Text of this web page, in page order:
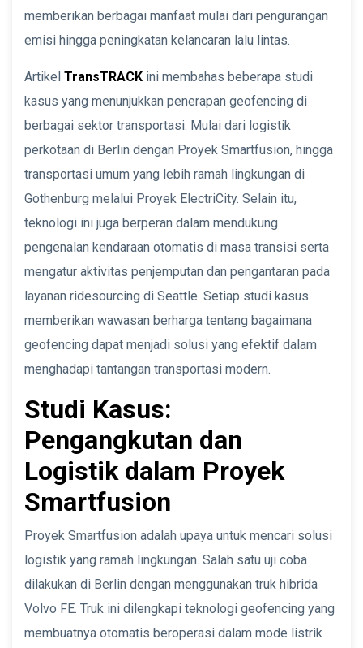
memberikan berbagai manfaat mulai dari pengurangan
emisi hingga peningkatan kelancaran lalu lintas.
Artikel TransTRACK ini membahas beberapa studi
kasus yang menunjukkan penerapan geofencing di
berbagai sektor transportasi. Mulai dari logistik
perkotaan di Berlin dengan Proyek Smartfusion, hingga
transportasi umum yang lebih ramah lingkungan di
Gothenburg melalui Proyek ElectriCity. Selain itu,
teknologi ini juga berperan dalam mendukung
pengenalan kendaraan otomatis di masa transisi serta
mengatur aktivitas penjemputan dan pengantaran pada
layanan ridesourcing di Seattle. Setiap studi kasus
memberikan wawasan berharga tentang bagaimana
geofencing dapat menjadi solusi yang efektif dalam
menghadapi tantangan transportasi modern.
Studi Kasus:
Pengangkutan dan
Logistik dalam Proyek
Smartfusion
Proyek Smartfusion adalah upaya untuk mencari solusi
logistik yang ramah lingkungan. Salah satu uji coba
dilakukan di Berlin dengan menggunakan truk hibrida
Volvo FE. Truk ini dilengkapi teknologi geofencing yang
membuatnya otomatis beroperasi dalam mode listrik